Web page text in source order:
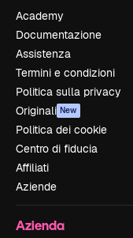
Academy
Documentazione
Assistenza
Termini e condizioni
Politica sulla privacy
Originali New
Politica dei cookie
Centro di fiducia
Affiliati
Aziende
Azienda